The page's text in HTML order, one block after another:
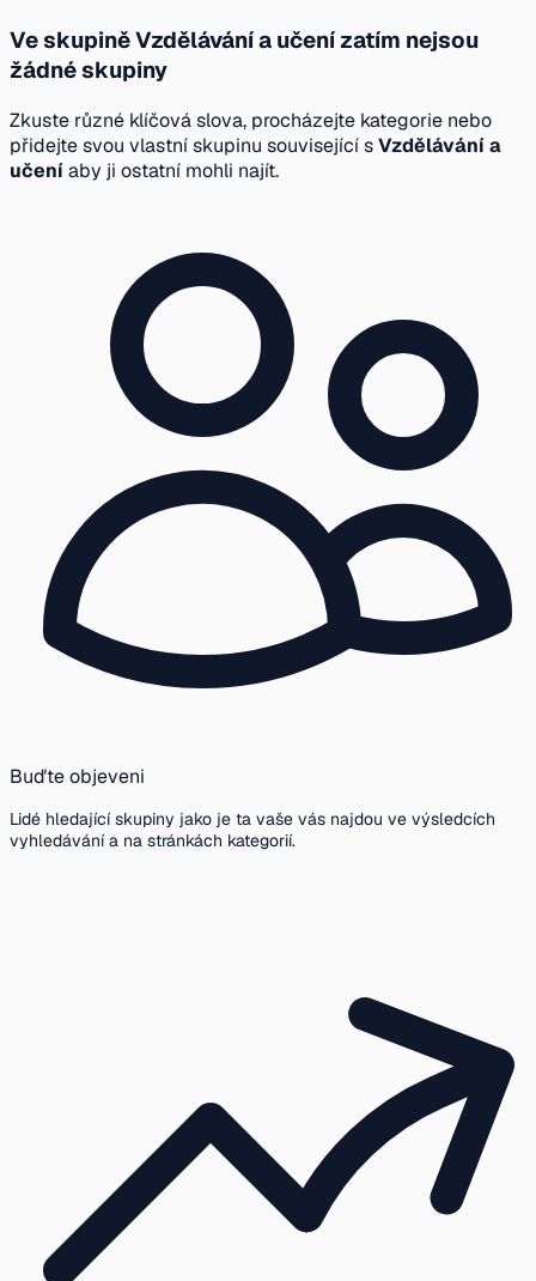
Ve skupině Vzdělávání a učení zatím nejsou
žádné skupiny
Zkuste různé klíčová slova, procházejte kategorie nebo
přidejte svou vlastní skupinu související sVzdělávání a
učeníaby ji ostatní mohli najít.
Buďte objeveni
Lidé hledající skupiny jako je ta vaše vás najdou ve výsledcích
vyhledávání a na stránkách kategorií.